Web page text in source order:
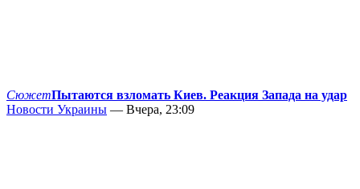
СюжетПытаются взломать Киев. Реакция Запада на удар
Новости Украины — Вчера, 23:09